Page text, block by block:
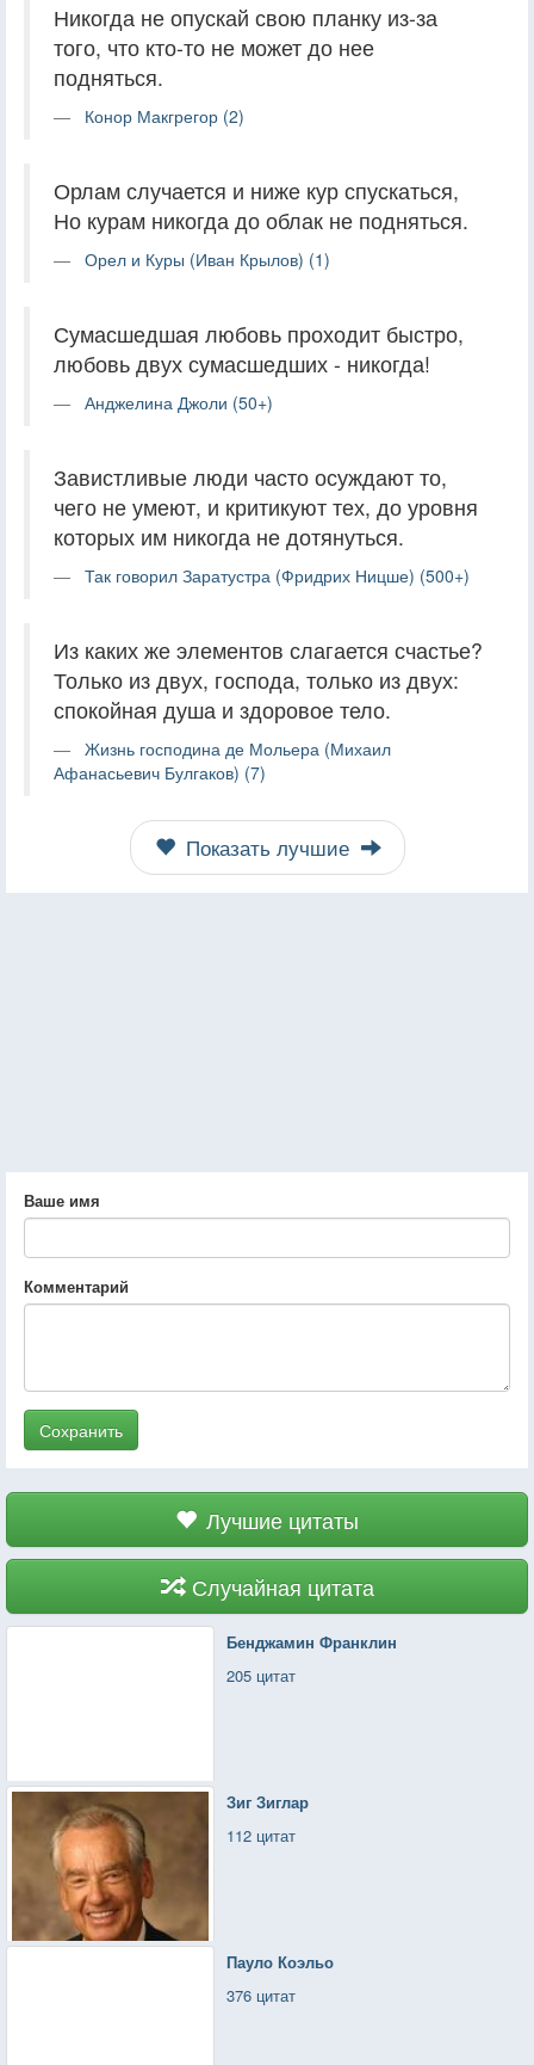
Никогда не опускай свою планку из-за
того, что кто-то не может до нее
подняться.
Конор Макгрегор (2)
Орлам случается и ниже кур спускаться,
Но курам никогда до облак не подняться.
Орел и Куры (Иван Крылов) (1)
Сумасшедшая любовь проходит быстро,
любовь двух сумасшедших - никогда!
Анджелина Джоли (50+)
Завистливые люди часто осуждают то,
чего не умеют, и критикуют тех, до уровня
которых им никогда не дотянуться.
Так говорил Заратустра (Фридрих Ницше) (500+)
Из каких же элементов слагается счастье?
Только из двух, господа, только из двух:
спокойная душа и здоровое тело.
Жизнь господина де Мольера (Михаил
Афанасьевич Булгаков) (7)
Показать лучшие
Ваше имя
Комментарий
Сохранить
Лучшие цитаты
Случайная цитата
Бенджамин Франклин
205 цитат
Зиг Зиглар
112 цитат
Пауло Коэльо
376 цитат